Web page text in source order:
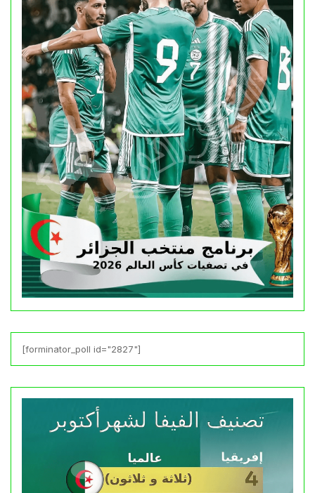
[forminator_poll id="2827"]